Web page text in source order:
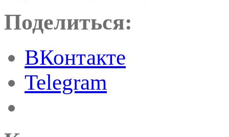
Поделиться:
ВКонтакте
Telegram